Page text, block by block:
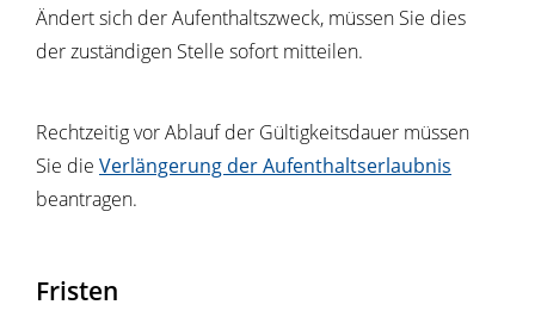
Ändert sich der Aufenthaltszweck, müssen Sie dies
der zuständigen Stelle sofort mitteilen.
Rechtzeitig vor Ablauf der Gültigkeitsdauer müssen
Sie die Verlängerung der Aufenthaltserlaubnis
beantragen.
Fristen